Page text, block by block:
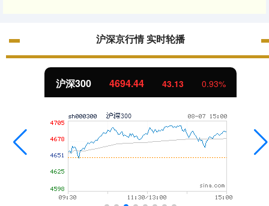
沪深京行情 实时轮播
4694.44 43.13 0.93%